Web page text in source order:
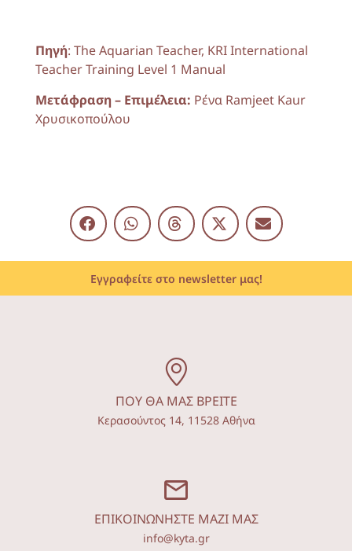
Πηγή: The Aquarian Teacher, KRI International
Teacher Training Level 1 Manual
Μετάφραση – Επιμέλεια: Ρένα Ramjeet Kaur
Χρυσικοπούλου
Εγγραφείτε στο newsletter μας!
ΠΟΥ ΘΑ ΜΑΣ ΒΡΕΙΤΕ
Κερασούντος 14, 11528 Αθήνα
ΕΠΙΚΟΙΝΩΝΗΣΤΕ ΜΑΖΙ ΜΑΣ
info@kyta.gr